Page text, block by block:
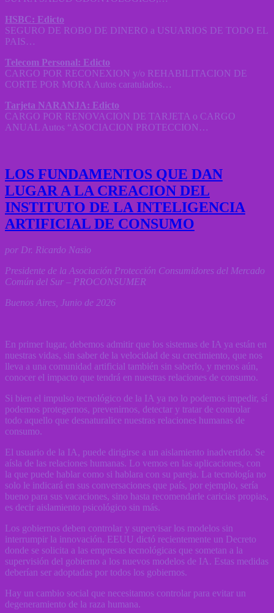
HSBC: Edicto
SEGURO DE ROBO DE DINERO a USUARIOS DE TODO EL
PAIS…
Telecom Personal: Edicto
CARGO POR RECONEXION y/o REHABILITACION DE
CORTE POR MORA Autos caratulados…
Tarjeta NARANJA: Edicto
CARGO POR RENOVACION DE TARJETA o CARGO
ANUAL Autos “ASOCIACION PROTECCION…
LOS FUNDAMENTOS QUE DAN
LUGAR A LA CREACION DEL
INSTITUTO DE LA INTELIGENCIA
ARTIFICIAL DE CONSUMO
por Dr. Ricardo Nasio
Presidente de la Asociación Protección Consumidores del Mercado
Común del Sur – PROCONSUMER
Buenos Aires, Junio de 2026
En primer lugar, debemos admitir que los sistemas de IA ya están en
nuestras vidas, sin saber de la velocidad de su crecimiento, que nos
lleva a una comunidad artificial también sin saberlo, y menos aún,
conocer el impacto que tendrá en nuestras relaciones de consumo.
Si bien el impulso tecnológico de la IA ya no lo podemos impedir, sí
podemos protegernos, prevenirnos, detectar y tratar de controlar
todo aquello que desnaturalice nuestras relaciones humanas de
consumo.
El usuario de la IA, puede dirigirse a un aislamiento inadvertido. Se
aísla de las relaciones humanas. Lo vemos en las aplicaciones, con
la que puede hablar como si hablara con su pareja. La tecnología no
solo le indicará en sus conversaciones que país, por ejemplo, sería
bueno para sus vacaciones, sino hasta recomendarle caricias propias,
es decir aislamiento psicológico sin más.
Los gobiernos deben controlar y supervisar los modelos sin
interrumpir la innovación. EEUU dictó recientemente un Decreto
donde se solicita a las empresas tecnológicas que sometan a la
supervisión del gobierno a los nuevos modelos de IA. Estas medidas
deberían ser adoptadas por todos los gobiernos.
Hay un cambio social que necesitamos controlar para evitar un
degeneramiento de la raza humana.